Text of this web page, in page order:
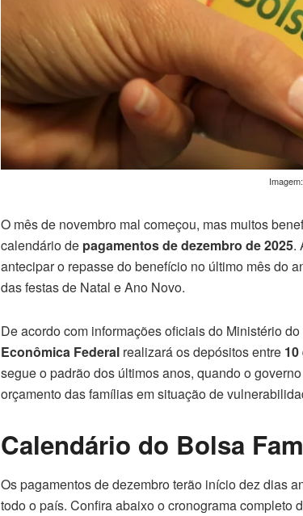
O mês de novembro mal começou, mas muitos
calendário de pagamentos de dezembro de 2025.
antecipar o repasse do benefício no último mês do
das festas de Natal e Ano Novo.
De acordo com informações oficiais do Ministério
Econômica Federal realizará os depósitos entre
segue o padrão dos últimos anos, quando o
orçamento das famílias em situação de
Calendário do Bolsa
Os pagamentos de dezembro terão início dez dias
todo o país. Confira abaixo o cronograma completo